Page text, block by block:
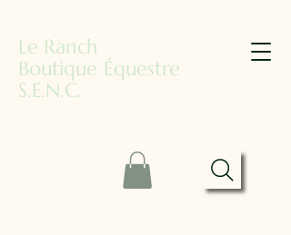
Le Ranch
Boutique Équestre
S.E.N.C.